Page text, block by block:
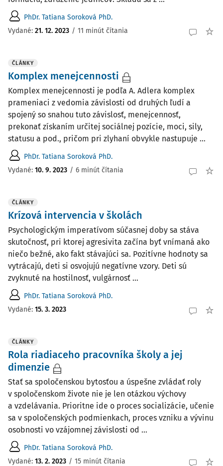
PhDr. Tatiana Soroková PhD.
Vydané: 21. 12. 2023 / 11 minút čítania
ČLÁNKY
Komplex menejcennosti
Komplex menejcennosti je podľa A. Adlera komplex
prameniaci z vedomia závislosti od druhých ľudí a
spojený so snahou tuto závislosť, menejcennosť,
prekonať získaním určitej sociálnej pozície, moci, sily,
statusu a pod., pričom pri zlyhaní obvykle nastupuje ...
PhDr. Tatiana Soroková PhD.
Vydané: 10. 9. 2023 / 6 minút čítania
ČLÁNKY
Krízová intervencia v školách
Psychologickým imperatívom súčasnej doby sa stáva
skutočnosť, pri ktorej agresivita začína byť vnímaná ako
niečo bežné, ako fakt stávajúci sa. Pozitívne hodnoty sa
vytrácajú, deti si osvojujú negatívne vzory. Deti sú
zvyknuté na hostilnosť, vulgárnosť ...
PhDr. Tatiana Soroková PhD.
Vydané: 15. 3. 2023
ČLÁNKY
Rola riadiaceho pracovníka školy a jej
dimenzie
Stať sa spoločenskou bytosťou a úspešne zvládať roly
v spoločenskom živote nie je len otázkou výchovy
a vzdelávania. Prioritne ide o proces socializácie, učenie
sa v spoločenských podmienkach, proces vzniku a vývinu
osobnosti vo vzájomnej závislosti od ...
PhDr. Tatiana Soroková PhD.
Vydané: 13. 2. 2023 / 15 minút čítania